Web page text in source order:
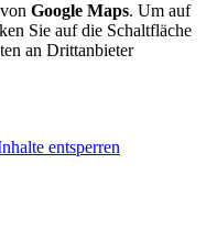
Google Maps. Um auf
Sie auf die Schaltfläche
an Drittanbieter
entsperren